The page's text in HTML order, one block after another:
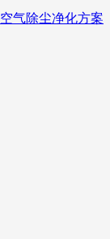
空气除尘净化方案